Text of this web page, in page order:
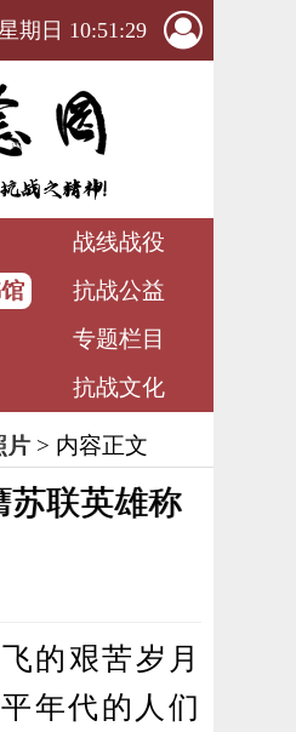
期日 10:51:30
战线战役
抗战公益
专题栏目
抗战文化
片> 内容正文
苏联英雄称
的艰苦岁月
年代的人们